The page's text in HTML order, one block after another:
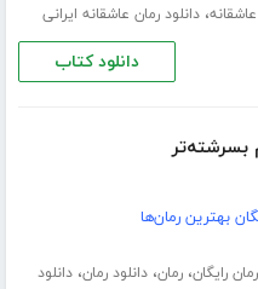
،دانلود رمان عاشقانه ایرانی
دانلود کتاب
بسرشته‌تر
بهترین رمان‌ها
رایگان،رمان،دانلود رمان،دانلود